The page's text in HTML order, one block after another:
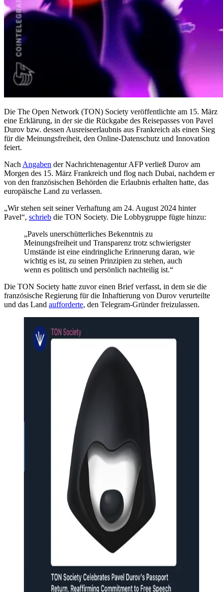
Die The Open Network (TON) Society veröffentlichte am 15. März
eine Erklärung, in der sie die Rückgabe des Reisepasses von Pavel
Durov bzw. dessen Ausreiseerlaubnis aus Frankreich als einen Sieg
für die Meinungsfreiheit, den Online-Datenschutz und Innovation
feiert.
Nach Angaben der Nachrichtenagentur AFP verließ Durov am
Morgen des 15. März Frankreich und flog nach Dubai, nachdem er
von den französischen Behörden die Erlaubnis erhalten hatte, das
europäische Land zu verlassen.
„Wir stehen seit seiner Verhaftung am 24. August 2024 hinter
Pavel“, schrieb die TON Society. Die Lobbygruppe fügte hinzu:
„Pavels unerschütterliches Bekenntnis zu
Meinungsfreiheit und Transparenz trotz schwierigster
Umstände ist eine eindringliche Erinnerung daran, wie
wichtig es ist, zu seinen Prinzipien zu stehen, auch
wenn es politisch und persönlich nachteilig ist.“
Die TON Society hatte zuvor einen Brief verfasst, in dem sie die
französische Regierung für die Inhaftierung von Durov verurteilte
und das Land aufforderte, den Telegram-Gründer freizulassen.